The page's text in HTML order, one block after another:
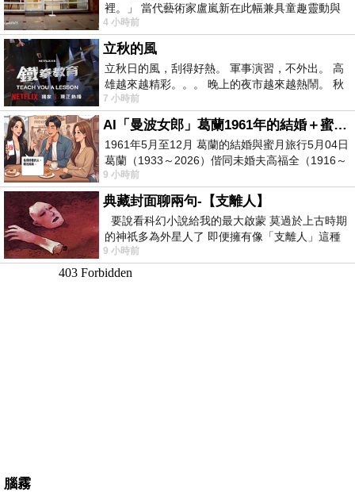
裡。」 當代藝術家盧嵐新在此幅兼具童趣靈動與
抽象韻味的新作中，用湛藍的羽翼般色塊包覆著
4 小時前
立秋的風
立秋日的風，刮得好熱。 軍事演習，不外出。 高
雄越來越精彩。。。 晚上的夜市越來越熱鬧。 秋
天的風刮得很熱 夜遊消暑熱。。。
7 小時前
AI「曼波女郎」葛蘭1961年的結婚＋蜜月旅行 #戀上老電影 #葛蘭 #粟子
1961年5月至12月 葛蘭的結婚與蜜月旅行5月04日
葛蘭（1933～2026）偕同未婚夫高福全（1916～
2004）乘郵輪赴倫敦6月15日於英國倫敦St.S
9 小時前
典藏封面聊兩句-【支離人】
要說看科幻小說給我的最大啟蒙 莫過於上古時期
的神祇多為外星人了 即便擁有像「支離人」這種
驚世駭俗的神通法門 也未必讀
9 小時前
腦霧